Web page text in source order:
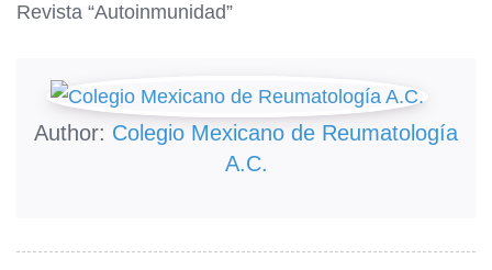
Revista “Autoinmunidad”
Author: Colegio Mexicano de Reumatología
A.C.